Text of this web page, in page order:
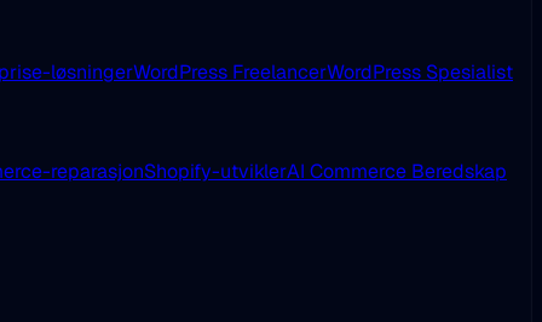
løsningerWordPress FreelancerWordPress Spesialist
reparasjonShopify-utviklerAI Commerce Beredskap